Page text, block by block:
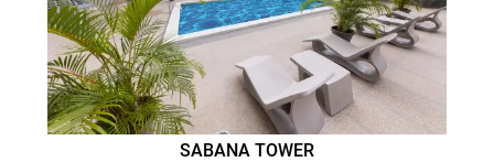
SABANA TOWER